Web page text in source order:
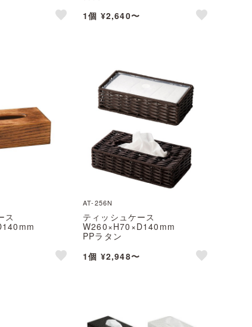
1個 ¥2,640〜
ス
AT-256N
ティッシュケース
W260×H70×D140mm
PPラタン
1個 ¥2,948〜